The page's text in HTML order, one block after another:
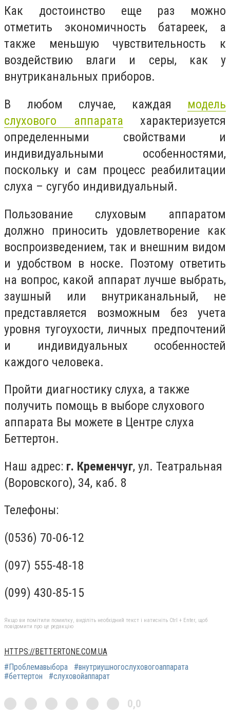
Как достоинство еще раз можно
отметить экономичность батареек, а
также меньшую чувствительность к
воздействию влаги и серы, как у
внутриканальных приборов.
В любом случае, каждая модель
слухового аппарата характеризуется
определенными свойствами и
индивидуальными особенностями,
поскольку и сам процесс реабилитации
слуха – сугубо индивидуальный.
Пользование слуховым аппаратом
должно приносить удовлетворение как
воспроизведением, так и внешним видом
и удобством в носке. Поэтому ответить
на вопрос, какой аппарат лучше выбрать,
заушный или внутриканальный, не
представляется возможным без учета
уровня тугоухости, личных предпочтений
и индивидуальных особенностей
каждого человека.
Пройти диагностику слуха, а также
получить помощь в выборе слухового
аппарата Вы можете в Центре слуха
Беттертон.
Наш адрес: г. Кременчуг, ул. Театральная
(Воровского), 34, каб. 8
Телефоны:
(0536) 70-06-12
(097) 555-48-18
(099) 430-85-15
Якщо ви помітили помилку, виділіть необхідний текст і натисніть Ctrl + Enter, щоб
повідомити про це редакцію
HTTPS://BETTERTONE.COM.UA
#Проблемавыбора
#внутриушногослуховогоаппарата
#беттертон
#слуховойаппарат
0,0